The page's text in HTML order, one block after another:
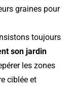
graines pour
toujours
son jardin
les zones
ciblée et